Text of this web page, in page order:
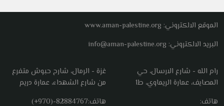
الموقع الالكتروني: www.aman-palestine.org
البريد الالكتروني: info@aman-palestine.org
رام الله - شارع الارسال، حي
المصايف، عمارة الريماوي، ط1
هاتف:
غزة - الرمال، شارح حبوش متفرع
من شارع الشهداء، عمارة دريم
هاتف:(+970)-82884767